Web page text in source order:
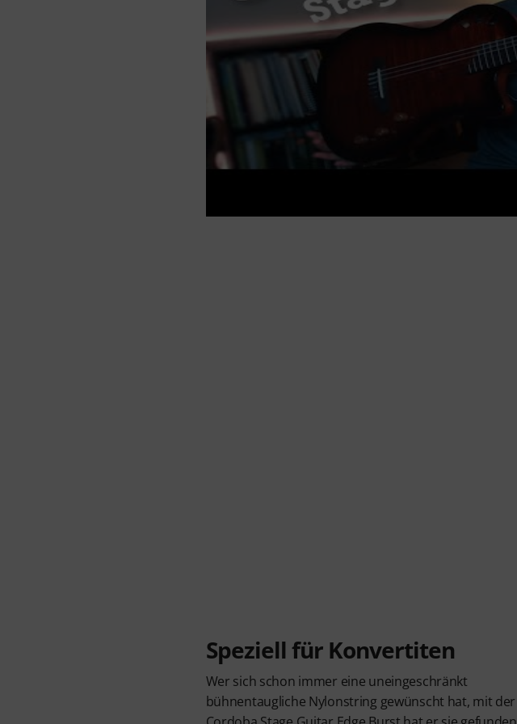
Speziell für Konvertiten
Wer sich schon immer eine uneingeschränkt
bühnentaugliche Nylonstring gewünscht hat, mit der